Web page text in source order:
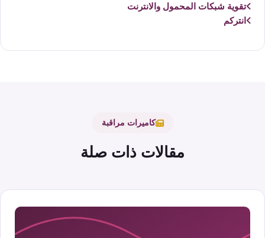
تقوية شبكات المحمول والانترنت
انتركم
كاميرات مراقبة
مقالات ذات صلة